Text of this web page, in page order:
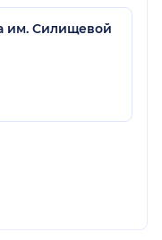
им. Силищевой